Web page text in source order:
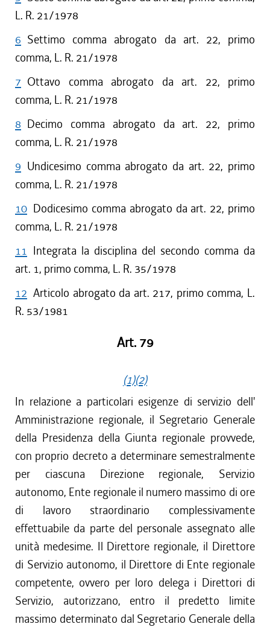
L. R. 21/1978
6 Settimo comma abrogato da art. 22, primo
comma, L. R. 21/1978
7 Ottavo comma abrogato da art. 22, primo
comma, L. R. 21/1978
8 Decimo comma abrogato da art. 22, primo
comma, L. R. 21/1978
9 Undicesimo comma abrogato da art. 22, primo
comma, L. R. 21/1978
10 Dodicesimo comma abrogato da art. 22, primo
comma, L. R. 21/1978
11 Integrata la disciplina del secondo comma da
art. 1, primo comma, L. R. 35/1978
12 Articolo abrogato da art. 217, primo comma, L.
R. 53/1981
Art. 79
(1)(2)
In relazione a particolari esigenze di servizio dell'
Amministrazione regionale, il Segretario Generale
della Presidenza della Giunta regionale provvede,
con proprio decreto a determinare semestralmente
per ciascuna Direzione regionale, Servizio
autonomo, Ente regionale il numero massimo di ore
di lavoro straordinario complessivamente
effettuabile da parte del personale assegnato alle
unità medesime. Il Direttore regionale, il Direttore
di Servizio autonomo, il Direttore di Ente regionale
competente, ovvero per loro delega i Direttori di
Servizio, autorizzano, entro il predetto limite
massimo determinato dal Segretario Generale della